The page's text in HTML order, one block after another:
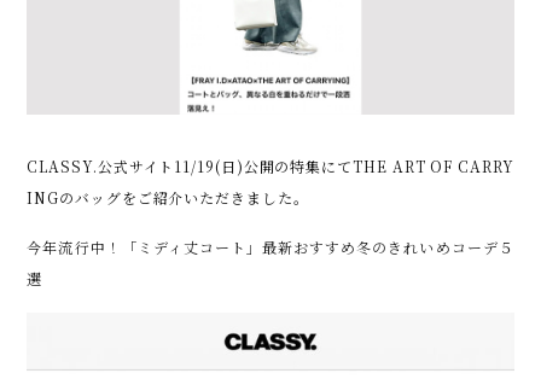
CLASSY.公式サイト11/19(日)公開の特集にてTHE ART OF CARRY
INGのバッグをご紹介いただきました。
今年流行中！「ミディ丈コート」最新おすすめ冬のきれいめコーデ５
選